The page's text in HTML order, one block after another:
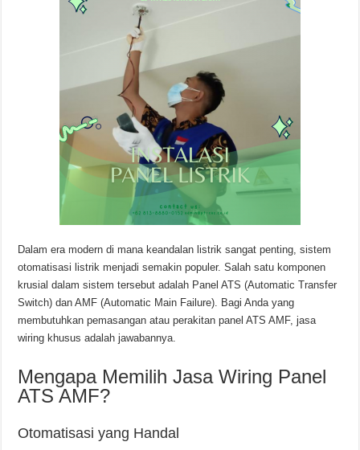
Dalam era modern di mana keandalan listrik sangat penting, sistem
otomatisasi listrik menjadi semakin populer. Salah satu komponen
krusial dalam sistem tersebut adalah Panel ATS (Automatic Transfer
Switch) dan AMF (Automatic Main Failure). Bagi Anda yang
membutuhkan pemasangan atau perakitan panel ATS AMF, jasa
wiring khusus adalah jawabannya.
Mengapa Memilih Jasa Wiring Panel
ATS AMF?
Otomatisasi yang Handal